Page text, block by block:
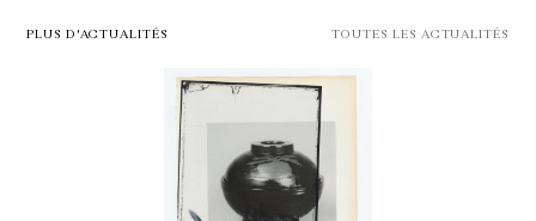
PLUS D'ACTUALITÉS TOUTES LES ACTUALITÉS